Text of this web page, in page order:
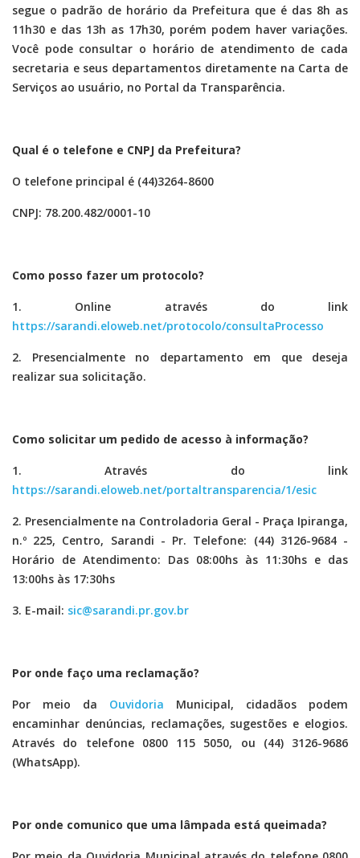
segue o padrão de horário da Prefeitura que é das 8h as
11h30 e das 13h as 17h30, porém podem haver variações.
Você pode consultar o horário de atendimento de cada
secretaria e seus departamentos diretamente na Carta de
Serviços ao usuário, no Portal da Transparência.
Qual é o telefone e CNPJ da Prefeitura?
O telefone principal é (44)3264-8600
CNPJ: 78.200.482/0001-10
Como posso fazer um protocolo?
1. Online através do link
https://sarandi.eloweb.net/protocolo/consultaProcesso
2. Presencialmente no departamento em que deseja
realizar sua solicitação.
Como solicitar um pedido de acesso à informação?
1. Através do link
https://sarandi.eloweb.net/portaltransparencia/1/esic
2. Presencialmente na Controladoria Geral - Praça Ipiranga,
n.º 225, Centro, Sarandi - Pr. Telefone: (44) 3126-9684 -
Horário de Atendimento: Das 08:00hs às 11:30hs e das
13:00hs às 17:30hs
3. E-mail: sic@sarandi.pr.gov.br
Por onde faço uma reclamação?
Por meio da Ouvidoria Municipal, cidadãos podem
encaminhar denúncias, reclamações, sugestões e elogios.
Através do telefone 0800 115 5050, ou (44) 3126-9686
(WhatsApp).
Por onde comunico que uma lâmpada está queimada?